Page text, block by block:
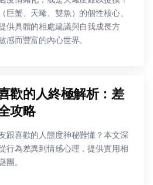
巨蟹、天蠍、雙魚）的個性核心、
供具體的相處建議與自我成長方
感而豐富的內心世界。
歡的人終極解析：差
攻略
跟喜歡的人態度神秘難懂？本文深
行為差異到情感心理，提供實用相
團。